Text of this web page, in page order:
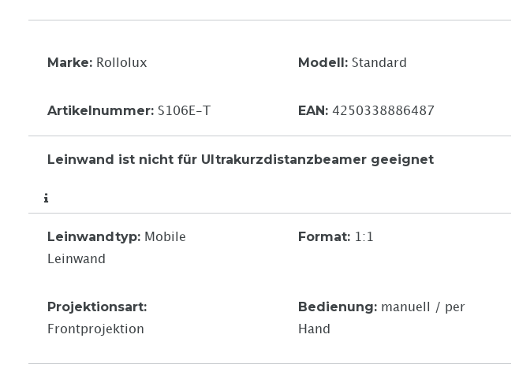
Marke: Rollolux Modell: Standard
Artikelnummer: S106E-T EAN: 4250338886487
Leinwand ist nicht für Ultrakurzdistanzbeamer geeignet
Leinwandtyp: Mobile
Leinwand
Format: 1:1
Projektionsart:
Frontprojektion
Bedienung: manuell / per
Hand